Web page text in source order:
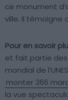
ce monument
ville. Il témoigne
Pour en savoir
et fait partie des
mondial de
monter 366
la vue